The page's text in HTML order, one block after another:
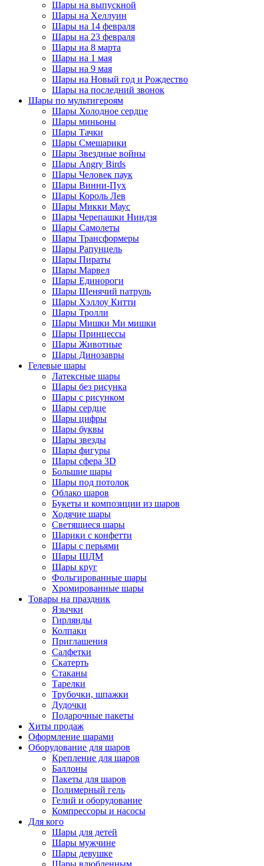
Шары на выпускной
Шары на Хеллуин
Шары на 14 февраля
Шары на 23 февраля
Шары на 8 марта
Шары на 1 мая
Шары на 9 мая
Шары на Новый год и Рождество
Шары на последний звонок
Шары по мультигероям
Шары Холодное сердце
Шары миньоны
Шары Тачки
Шары Смешарики
Шары Звездные войны
Шары Angry Birds
Шары Человек паук
Шары Винни-Пух
Шары Король Лев
Шары Микки Маус
Шары Черепашки Ниндзя
Шары Самолеты
Шары Трансформеры
Шары Рапунцель
Шары Пираты
Шары Марвел
Шары Единороги
Шары Щенячий патруль
Шары Хэллоу Китти
Шары Тролли
Шары Мишки Ми мишки
Шары Принцессы
Шары Животные
Шары Динозавры
Гелевые шары
Латексные шары
Шары без рисунка
Шары с рисунком
Шары сердце
Шары цифры
Шары буквы
Шары звезды
Шары фигуры
Шары сфера 3D
Большие шары
Шары под потолок
Облако шаров
Букеты и композиции из шаров
Ходячие шары
Светящиеся шары
Шарики с конфетти
Шары с перьями
Шары ШДМ
Шары круг
Фольгированные шары
Хромированные шары
Товары на праздник
Язычки
Гирлянды
Колпаки
Приглашения
Салфетки
Скатерть
Стаканы
Тарелки
Трубочки, шпажки
Дудочки
Подарочные пакеты
Хиты продаж
Оформление шарами
Оборудование для шаров
Крепление для шаров
Баллоны
Пакеты для шаров
Полимерный гель
Гелий и оборудование
Компрессоры и насосы
Для кого
Шары для детей
Шары мужчине
Шары девушке
Шары влюбленным